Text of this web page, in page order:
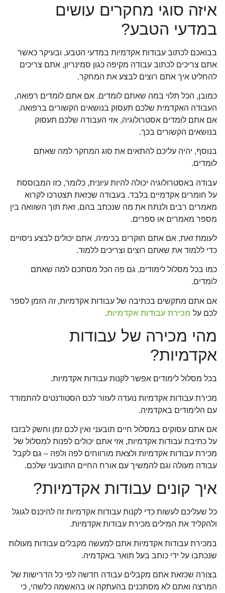
איזה סוגי מחקרים עושים
במדעי הטבע?
בבואכם לכתוב עבודות אקדמיות במדעי הטבע, ובעיקר כאשר
אתם צריכים לכתוב עבודה מקיפה כגון סמינריון, אתם צריכים
להחליט איך אתם רוצים לבצע את המחקר.
כמובן, הכל תלוי במה שאתם לומדים. אם אתם לומדים רפואה,
העבודה האקדמית שלכם תעסוק בנושאים הקשורים ברפואה.
אם אתם לומדים אסטרולוגיה, אזי העבודה שלכם תעסוק
בנושאים הקשורים בכך.
בנוסף, יהיה עליכם להתאים את סוג המחקר למה שאתם
לומדים.
עבודה באסטרולוגיה יכולה להיות עיונית, כלומר, כזו המבוססת
על חומרים אקדמיים בלבד. בעבודה שכזאת תצטרכו לקרוא
מאמרים רבים ולנתח את מה שנכתב בהם, זאת תוך השוואה בין
מספר מאמרים או ספרים.
לעומת זאת, אם אתם חוקרים בכימיה, אתם יכולים לבצע ניסויים
כדי ללמוד את שאתם רוצים וצריכים ללמוד.
כמו בכל מסלול לימודים, גם פה הכל מסתכם למה שאתם
לומדים.
אם אתם מתקשים בכתיבה של עבודות אקדמיות, זה הזמן לספר
לכם על מכירת עבודות אקדמיות.
מהי מכירה של עבודות
אקדמיות?
בכל מסלול לימודים אפשר לקנות עבודות אקדמיות.
מכירת עבודות אקדמיות נועדה לעזור לכם הסטודנטים להתמודד
עם הלימודים באקדמיה.
אם אתם עסוקים במסלול חיים תובעני ואין לכם זמן וחשק לבזבז
על כתיבת עבודות אקדמיות, אזי אתם יכולים לפנות למסלול של
מכירת עבודות אקדמיות ולצאת מורווחים לפה ולפה – גם לקבל
עבודה מעולה וגם להמשיך עם אורח החיים התובעני שלכם.
איך קונים עבודות אקדמיות?
כל שעליכם לעשות כדי לקנות עבודות אקדמיות זה להיכנס לגוגל
ולהקליד את המילים מכירת עבודות אקדמיות.
במכירת עבודות אקדמיות אתם למעשה מקבלים עבודות מעולות
שנכתבו על ידי כותב בעל תואר באקדמיה.
בצורה שכזאת אתם מקבלים עבודה חדשה לפי כל הדרישות של
המרצה ואתם לא מסתכנים בהעתקה או בהאשמה כלשהי, כי